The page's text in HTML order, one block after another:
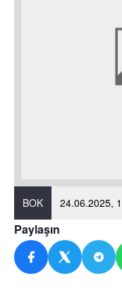
BOK 24.06.2025,
Paylaşın